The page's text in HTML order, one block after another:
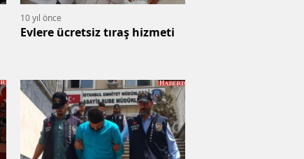
10 yıl önce
Evlere ücretsiz tıraş hizmeti